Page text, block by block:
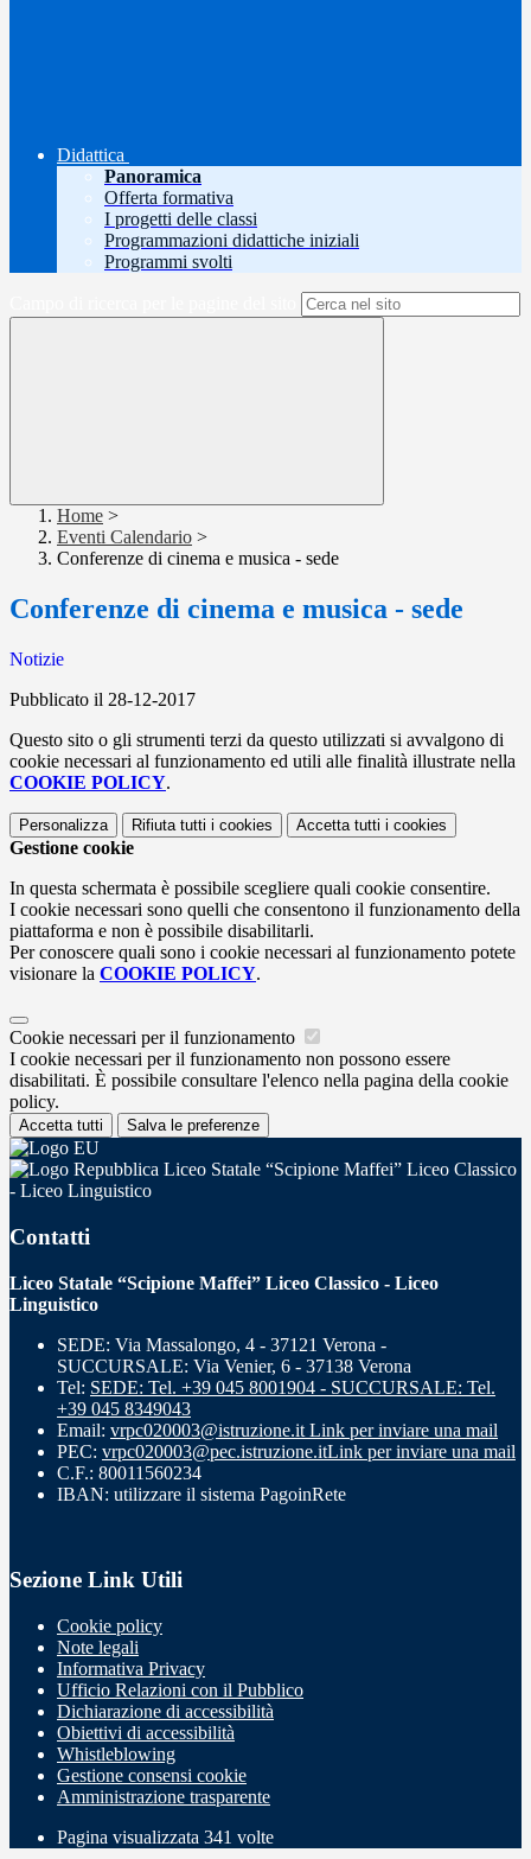
Didattica
Panoramica
Offerta formativa
I progetti delle classi
Programmazioni didattiche iniziali
Programmi svolti
Home >
Eventi Calendario >
Conferenze di cinema e musica - sede
Conferenze di cinema e musica - sede
Notizie
Pubblicato il 28-12-2017
Questo sito o gli strumenti terzi da questo utilizzati si avvalgono di
cookie necessari al funzionamento ed utili alle finalità illustrate nella
COOKIE POLICY.
Personalizza Rifiuta tutti i cookies Accetta tutti i cookies
Gestione cookie
In questa schermata è possibile scegliere quali cookie consentire.
I cookie necessari sono quelli che consentono il funzionamento della
piattaforma e non è possibile disabilitarli.
Per conoscere quali sono i cookie necessari al funzionamento potete
visionare la COOKIE POLICY.
Cookie necessari per il funzionamento
I cookie necessari per il funzionamento non possono essere
disabilitati. È possibile consultare l'elenco nella pagina della cookie
policy.
Accetta tutti Salva le preferenze
Liceo Statale “Scipione Maffei” Liceo Classico
- Liceo Linguistico
Contatti
Liceo Statale “Scipione Maffei” Liceo Classico - Liceo
Linguistico
SEDE: Via Massalongo, 4 - 37121 Verona -
SUCCURSALE: Via Venier, 6 - 37138 Verona
Tel: SEDE: Tel. +39 045 8001904 - SUCCURSALE: Tel.
+39 045 8349043
Email: vrpc020003@istruzione.it Link per inviare una mail
PEC: vrpc020003@pec.istruzione.itLink per inviare una mail
C.F.: 80011560234
IBAN: utilizzare il sistema PagoinRete
Sezione Link Utili
Cookie policy
Note legali
Informativa Privacy
Ufficio Relazioni con il Pubblico
Dichiarazione di accessibilità
Obiettivi di accessibilità
Whistleblowing
Gestione consensi cookie
Amministrazione trasparente
Pagina visualizzata 341 volte